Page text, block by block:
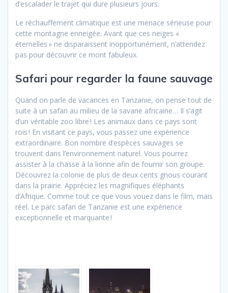
d’escalader le trajet qui dure plusieurs jours.
Le réchauffement climatique est une menace sérieuse pour
cette montagne enneigée. Avant que ces neiges «
éternelles » ne disparaissent inopportunément, n’attendez
pas pour découvrir ce mont fabuleux.
Safari pour regarder la faune sauvage
Quand on parle de vacances en Tanzanie, on pense tout de
suite à un safari au milieu de la savane africaine… Il s’agit
d’un véritable zoo libre ! Les animaux dans ce pays sont
rois ! En visitant ce pays, vous passez une expérience
extraordinaire. Bon nombre d’espèces sauvages se
trouvent dans l’environnement naturel. Vous pourrez
assister à la chasse à la lionne afin de fournir son groupe.
Découvrez la colonie de plus de deux cents gnous courant
dans la prairie. Appréciez les magnifiques éléphants
d’Afrique. Comme tout ce que vous vouez dans le film, mais
réel. Le parc safari de Tanzanie est une expérience
exceptionnelle et marquante !